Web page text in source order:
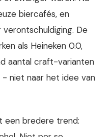
biercafés, en
De
als Heineken 0.0,
aantal craft-varianten
- niet naar het idee van
een bredere trend: